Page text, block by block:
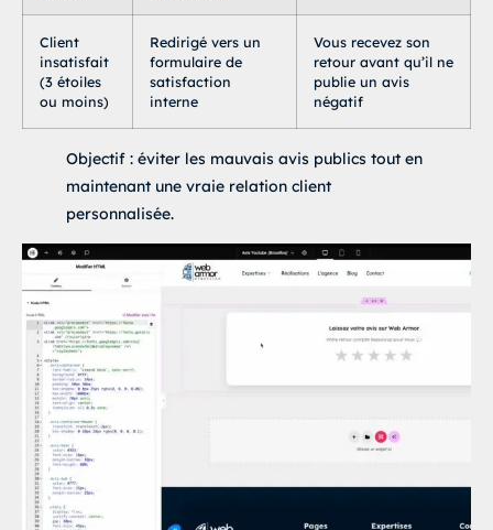
  .star:hover {
    transform: scale(1.2);
  }
  .star.selected {
    margin-top: 20px;
    font-size: 16px;
    opacity: 0;
    transition: opacity 0.4s ease;
  }
  .message.show {
    opacity: 1;
  }
</style>
<div class
Laissez votre avis sur notre
<div
Client
insatisfait
(3 étoiles
ou moins)
Redirigé vers un
formulaire de
satisfaction
interne
Vous recevez son
retour avant qu’il ne
publie un avis
négatif
Objectif : éviter les mauvais avis publics tout en
maintenant une vraie relation client
personnalisée.